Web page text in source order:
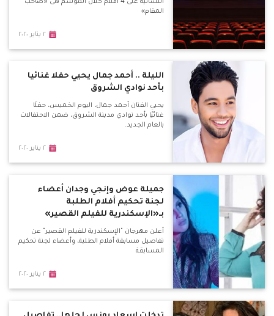
النسائية على 4 أفلام خلال الموسم هى «صاحب
المقام»
٢ يناير ٢٠٢٠
الليلة .. أحمد جمال يحيي حفلا غنائيا
بأحد نوادي الشروق
يحيي الفنان أحمد جمال، اليوم الخميس، حفلًا
غنائيًا بأحد نوادي مدينة الشروق، ضمن الاحتفالات
بالعام الجديد.
٢ يناير ٢٠٢٠
جميلة عوض وإنجي وجدان أعضاء
لجنة تحكيم أفلام الطلبة
بـ«الإسكندرية للفيلم القصير»
أعلن مهرجان "الإسكندرية للفيلم القصير" عن
تفاصيل مسابقة أفلام الطلبة، وأعضاء لجنة تحكيم
المسابقة
٢ يناير ٢٠٢٠